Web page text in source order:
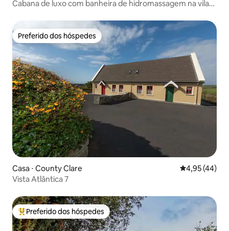
Cabana de luxo com banheira de hidromassagem na vila
Preferido dos hóspedes
Preferido dos hóspedes
Casa ⋅ County Clare 4,95 de uma
4,95 (44)
Vista Atlântica 7
Entre os melhores preferidos dos hóspedes
Preferido dos hóspedes